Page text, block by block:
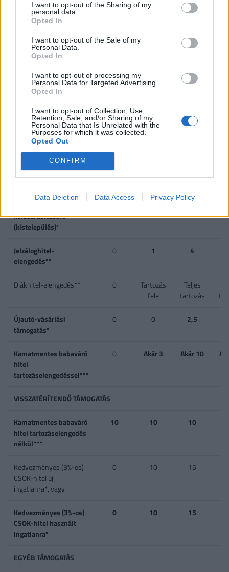
I want to opt-out of the Sharing of my
personal data.
Opted In
I want to opt-out of the Sale of my
Personal Data.
Opted In
I want to opt-out of processing my
Personal Data for Targeted Advertising.
Opted In
I want to opt-out of Collection, Use,
Retention, Sale, and/or Sharing of my
Personal Data that Is Unrelated with the
Purposes for which it was collected.
Opted Out
CONFIRM
Data Deletion Data Access Privacy Policy
forint, vastag betűvel az újdonságok)
1
gyermek
3
gyermek
VISSZA NEM TÉRÍTENDŐ TÁMOGATÁS
ingatlanra*, vagy
CSOK használt ingatlan
vásárlására (nem
kistelepülés)*, vagy
0,6
vásárlására, bővítésére
korszerűsítésére
(kistelepülés)*
Jelzáloghitel-
elengedés**
0 1 4
Diákhitel-elengedés** 0
Tartozás
fele
Teljes
tartozás
Újautó-vásárlási
támogatás*
0 0 2,5
Kamatmentes babaváró
hitel
tartozáselengedéssel***
0 Akár 3 Akár 10
VISSZATÉRÍTENDŐ TÁMOGATÁS
Kamatmentes babaváró
hitel tartozáselengedés
nélkül***
10 10 10
Kedvezményes (3%-os)
CSOK-hitel új
ingatlanra*, vagy
0 10 15
Kedvezményes (3%-os)
CSOK-hitel használt
ingatlanra*
0 10 15
EGYÉB TÁMOGATÁS